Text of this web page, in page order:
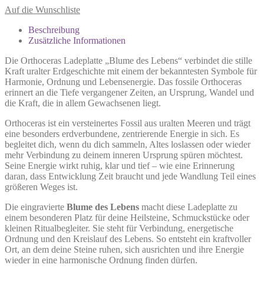
Auf die Wunschliste
Beschreibung
Zusätzliche Informationen
Die Orthoceras Ladeplatte „Blume des Lebens“ verbindet die stille
Kraft uralter Erdgeschichte mit einem der bekanntesten Symbole für
Harmonie, Ordnung und Lebensenergie. Das fossile Orthoceras
erinnert an die Tiefe vergangener Zeiten, an Ursprung, Wandel und
die Kraft, die in allem Gewachsenen liegt.
Orthoceras ist ein versteinertes Fossil aus uralten Meeren und trägt
eine besonders erdverbundene, zentrierende Energie in sich. Es
begleitet dich, wenn du dich sammeln, Altes loslassen oder wieder
mehr Verbindung zu deinem inneren Ursprung spüren möchtest.
Seine Energie wirkt ruhig, klar und tief – wie eine Erinnerung
daran, dass Entwicklung Zeit braucht und jede Wandlung Teil eines
größeren Weges ist.
Die eingravierte Blume des Lebens macht diese Ladeplatte zu
einem besonderen Platz für deine Heilsteine, Schmuckstücke oder
kleinen Ritualbegleiter. Sie steht für Verbindung, energetische
Ordnung und den Kreislauf des Lebens. So entsteht ein kraftvoller
Ort, an dem deine Steine ruhen, sich ausrichten und ihre Energie
wieder in eine harmonische Ordnung finden dürfen.